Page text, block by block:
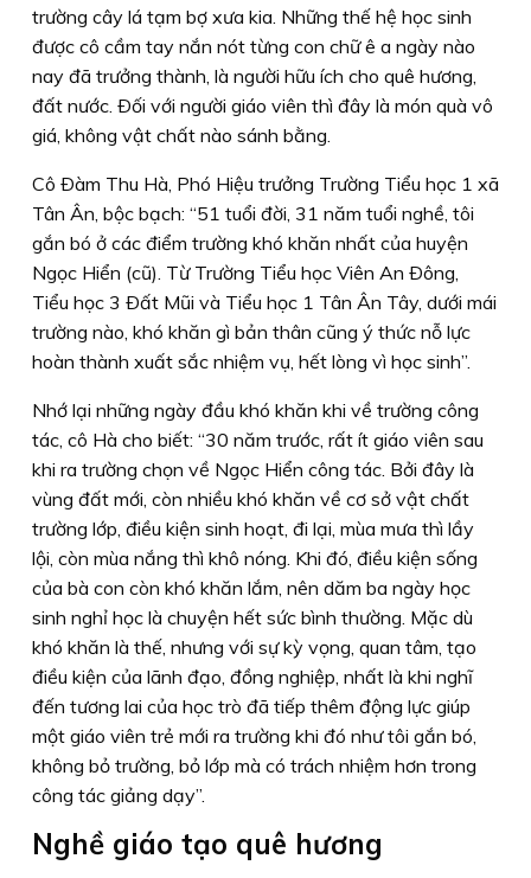
trường cây lá tạm bợ xưa kia. Những thế hệ học sinh
được cô cầm tay nắn nót từng con chữ ê a ngày nào
nay đã trưởng thành, là người hữu ích cho quê hương,
đất nước. Ðối với người giáo viên thì đây là món quà vô
giá, không vật chất nào sánh bằng.
Cô Ðàm Thu Hà, Phó Hiệu trưởng Trường Tiểu học 1 xã
Tân Ân, bộc bạch: “51 tuổi đời, 31 năm tuổi nghề, tôi
gắn bó ở các điểm trường khó khăn nhất của huyện
Ngọc Hiển (cũ). Từ Trường Tiểu học Viên An Ðông,
Tiểu học 3 Ðất Mũi và Tiểu học 1 Tân Ân Tây, dưới mái
trường nào, khó khăn gì bản thân cũng ý thức nỗ lực
hoàn thành xuất sắc nhiệm vụ, hết lòng vì học sinh”.
Nhớ lại những ngày đầu khó khăn khi về trường công
tác, cô Hà cho biết: “30 năm trước, rất ít giáo viên sau
khi ra trường chọn về Ngọc Hiển công tác. Bởi đây là
vùng đất mới, còn nhiều khó khăn về cơ sở vật chất
trường lớp, điều kiện sinh hoạt, đi lại, mùa mưa thì lầy
lội, còn mùa nắng thì khô nóng. Khi đó, điều kiện sống
của bà con còn khó khăn lắm, nên dăm ba ngày học
sinh nghỉ học là chuyện hết sức bình thường. Mặc dù
khó khăn là thế, nhưng với sự kỳ vọng, quan tâm, tạo
điều kiện của lãnh đạo, đồng nghiệp, nhất là khi nghĩ
đến tương lai của học trò đã tiếp thêm động lực giúp
một giáo viên trẻ mới ra trường khi đó như tôi gắn bó,
không bỏ trường, bỏ lớp mà có trách nhiệm hơn trong
công tác giảng dạy”.
Nghề giáo tạo quê hương